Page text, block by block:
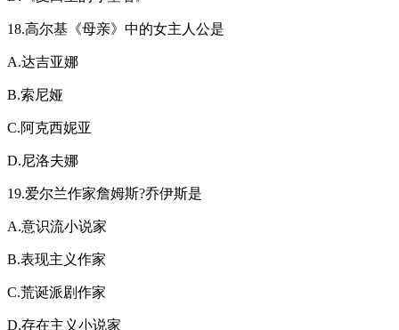
18.高尔基《母亲》中的女主人公是
A.达吉亚娜
B.索尼娅
C.阿克西妮亚
D.尼洛夫娜
19.爱尔兰作家詹姆斯?乔伊斯是
A.意识流小说家
B.表现主义作家
C.荒诞派剧作家
D.存在主义小说家